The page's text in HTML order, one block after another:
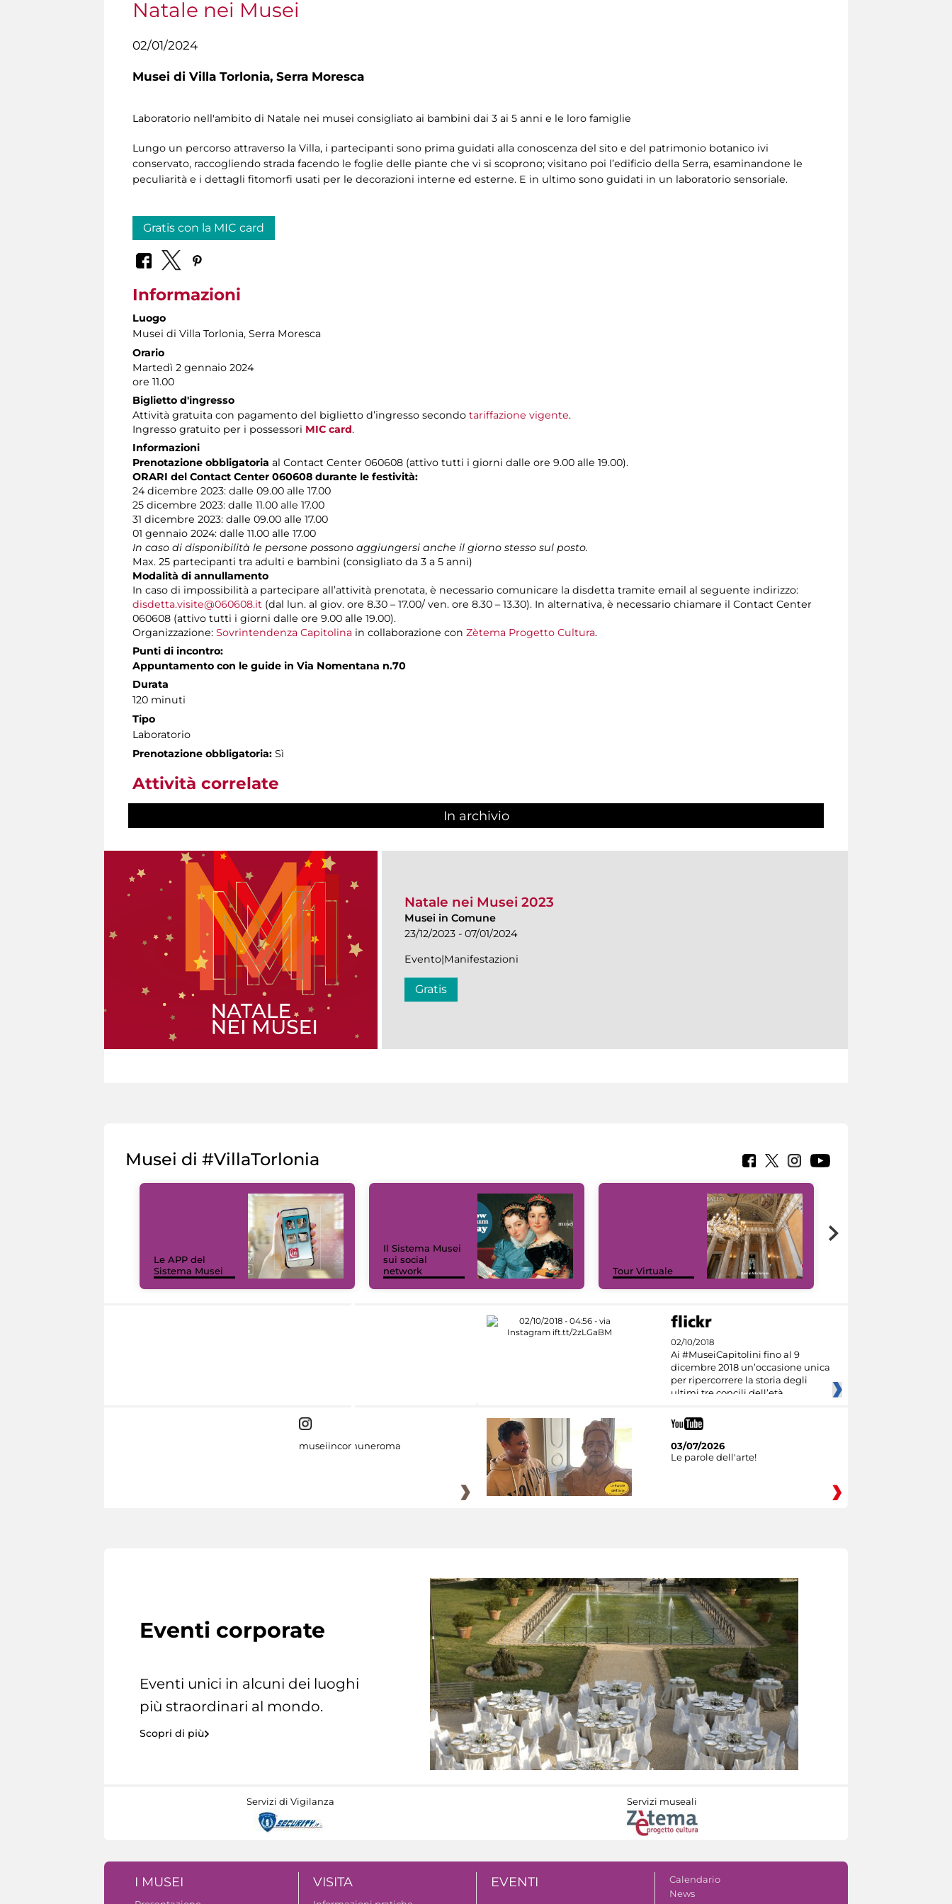
Natale nei Musei
02/01/2024
Musei di Villa Torlonia, Serra Moresca
Laboratorio nell'ambito di Natale nei musei consigliato ai bambini dai 3 ai 5 anni e le loro famiglie
Lungo un percorso attraverso la Villa, i partecipanti sono prima guidati alla conoscenza del sito e del patrimonio botanico ivi
conservato, raccogliendo strada facendo le foglie delle piante che vi si scoprono; visitano poi l’edificio della Serra, esaminandone le
peculiarità e i dettagli fitomorfi usati per le decorazioni interne ed esterne. E in ultimo sono guidati in un laboratorio sensoriale.
Gratis con la MIC card
Informazioni
Luogo
Musei di Villa Torlonia, Serra Moresca
Orario
Martedì 2 gennaio 2024
ore 11.00
Biglietto d'ingresso
Attività gratuita con pagamento del biglietto d’ingresso secondo tariffazione vigente.
Ingresso gratuito per i possessori MIC card.
Informazioni
Prenotazione obbligatoria al Contact Center 060608 (attivo tutti i giorni dalle ore 9.00 alle 19.00).
ORARI del Contact Center 060608 durante le festività:
24 dicembre 2023: dalle 09.00 alle 17.00
25 dicembre 2023: dalle 11.00 alle 17.00
31 dicembre 2023: dalle 09.00 alle 17.00
01 gennaio 2024: dalle 11.00 alle 17.00
In caso di disponibilità le persone possono aggiungersi anche il giorno stesso sul posto.
Max. 25 partecipanti tra adulti e bambini (consigliato da 3 a 5 anni)
Modalità di annullamento
In caso di impossibilità a partecipare all’attività prenotata, è necessario comunicare la disdetta tramite email al seguente indirizzo:
disdetta.visite@060608.it (dal lun. al giov. ore 8.30 – 17.00/ ven. ore 8.30 – 13.30). In alternativa, è necessario chiamare il Contact Center
060608 (attivo tutti i giorni dalle ore 9.00 alle 19.00).
Organizzazione: Sovrintendenza Capitolina in collaborazione con Zètema Progetto Cultura.
Punti di incontro:
Appuntamento con le guide in Via Nomentana n.70
Durata
120 minuti
Tipo
Laboratorio
Prenotazione obbligatoria: Sì
Attività correlate
In archivio
Natale nei Musei 2023
Musei in Comune
23/12/2023 - 07/01/2024
Evento|Manifestazioni
Gratis
Musei di #VillaTorlonia
Le APP del
Sistema Musei
Il Sistema Musei
sui social
network
Tour Virtuale
02/10/2018
Ai #MuseiCapitolini fino al 9
dicembre 2018 un’occasione unica
per ripercorrere la storia degli
ultimi tre concili dell’età
museiincomuneroma
03/07/2026
Le parole dell'arte!
Eventi corporate
Eventi unici in alcuni dei luoghi
più straordinari al mondo.
Scopri di più
Servizi di Vigilanza Servizi museali
I MUSEI VISITA EVENTI
Calendario
News